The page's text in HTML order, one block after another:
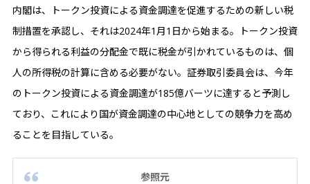
内閣は、トークン投資による資金調達を促進するための新しい税
制措置を承認し、それは2024年1月1日から始まる。トークン投資
から得られる利益の分配金で既に税金が引かれているものは、個
人の所得税の計算に含める必要がない。証券取引委員会は、今年
のトークン投資による資金調達が185億バーツに達すると予測し
ており、これにより国が資金調達の中心地としての競争力を高め
ることを目指している。
参照元